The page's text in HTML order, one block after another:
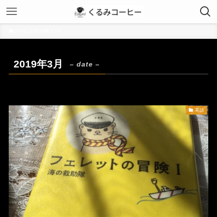
2019年3月 – date –
茶話